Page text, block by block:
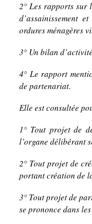
2° Les rapports sur
d’assainissement
ordures ménagères
3° Un bilan
4° Le rapport
de partenariat.
Elle est consultée
1° Tout projet de
l’organe délibérant
2° Tout projet de
portant création de
3° Tout projet de
se prononce dans